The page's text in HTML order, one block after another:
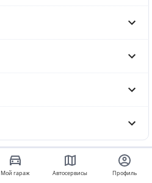
Мой гараж Автосервисы Профиль